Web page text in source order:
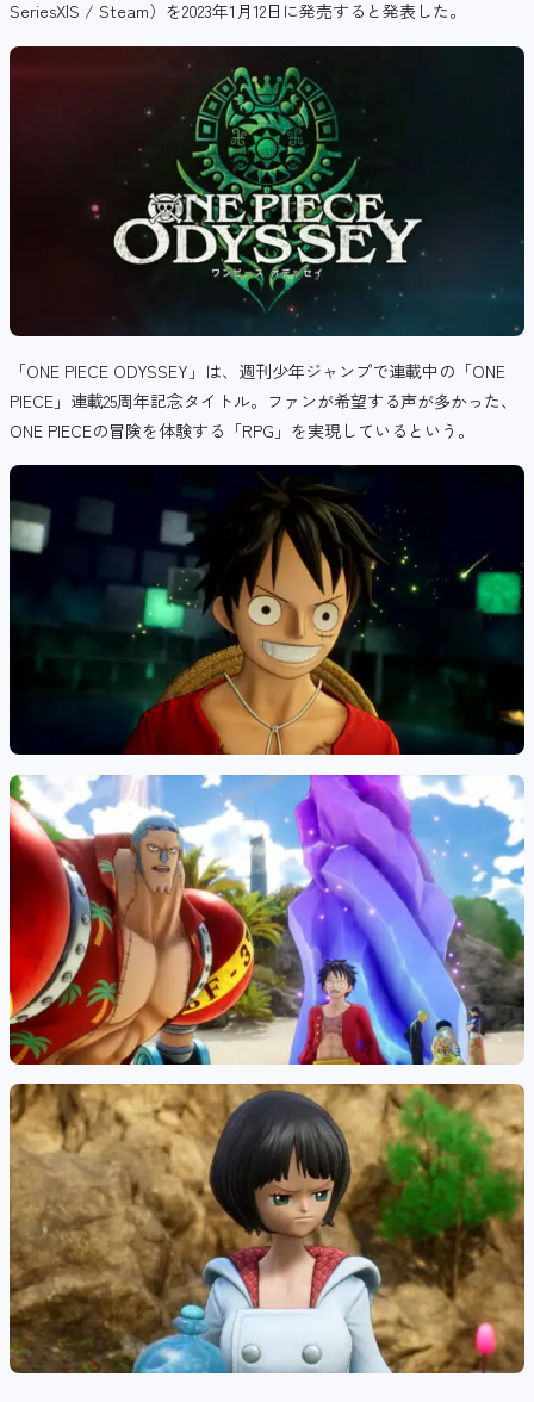
SeriesX|S / Steam）を2023年1月12日に発売すると発表した。
「ONE PIECE ODYSSEY」は、週刊少年ジャンプで連載中の「ONE
PIECE」連載25周年記念タイトル。ファンが希望する声が多かった、
ONE PIECEの冒険を体験する「RPG」を実現しているという。